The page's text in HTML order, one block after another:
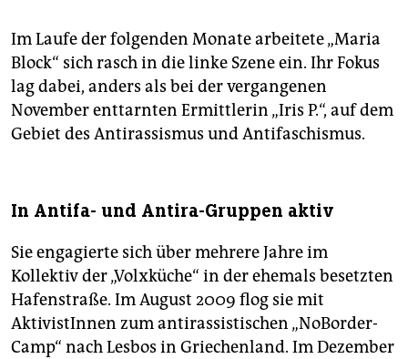
Im Laufe der folgenden Monate arbeitete „Maria
Block“ sich rasch in die linke Szene ein. Ihr Fokus
lag dabei, anders als bei der vergangenen
November enttarnten Ermittlerin „Iris P.“, auf dem
Gebiet des Antirassismus und Antifaschismus.
In Antifa- und Antira-Gruppen aktiv
Sie engagierte sich über mehrere Jahre im
Kollektiv der „Volxküche“ in der ehemals besetzten
Hafenstraße. Im August 2009 flog sie mit
AktivistInnen zum antirassistischen „NoBorder-
Camp“ nach Lesbos in Griechenland. Im Dezember